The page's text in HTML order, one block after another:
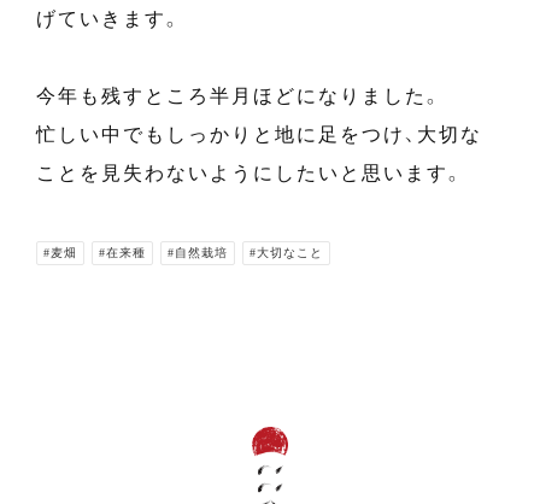
げていきます。
今年も残すところ半月ほどになりました。
忙しい中でもしっかりと地に足をつけ、大切な
ことを見失わないようにしたいと思います。
#麦畑 #在来種 #自然栽培 #大切なこと